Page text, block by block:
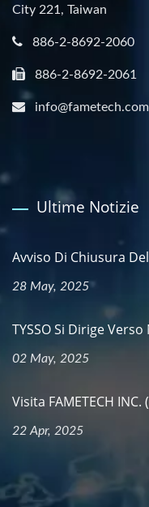
City 221, Taiwan
886-2-8692-2060
886-2-8692-2061
Ultime Notizie
Avviso Di Chiusura
28 May, 2025
TYSSO Si Dirige Verso
02 May, 2025
Visita FAMETECH INC.
22 Apr, 2025